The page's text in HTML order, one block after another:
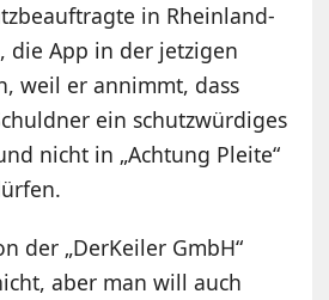
in Rheinland-
die App in der jetzigen
weil er annimmt, dass
ein schutzwürdiges
nicht in „Achtung Pleite“
der „DerKeiler GmbH“
aber man will auch